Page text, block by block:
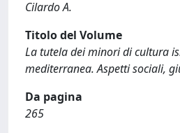
Cilardo A.
Titolo del Volume
La tutela dei minori di cultura
mediterranea. Aspetti sociali,
Da pagina
265